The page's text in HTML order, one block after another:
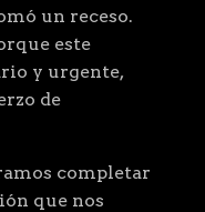
un receso.
este
y urgente,
de
completar
que nos